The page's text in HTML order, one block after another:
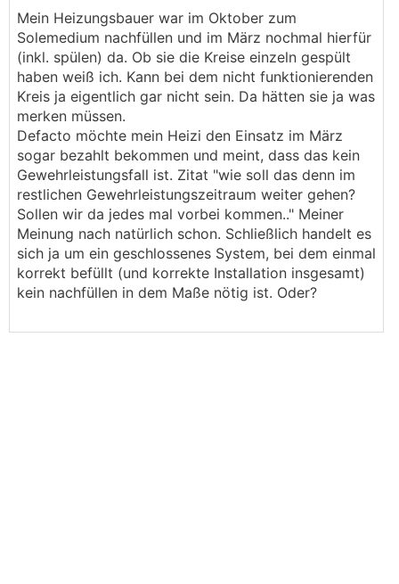
Mein Heizungsbauer war im Oktober zum
Solemedium nachfüllen und im März nochmal hierfür
(inkl. spülen) da. Ob sie die Kreise einzeln gespült
haben weiß ich. Kann bei dem nicht funktionierenden
Kreis ja eigentlich gar nicht sein. Da hätten sie ja was
merken müssen.
Defacto möchte mein Heizi den Einsatz im März
sogar bezahlt bekommen und meint, dass das kein
Gewehrleistungsfall ist. Zitat "wie soll das denn im
restlichen Gewehrleistungszeitraum weiter gehen?
Sollen wir da jedes mal vorbei kommen.." Meiner
Meinung nach natürlich schon. Schließlich handelt es
sich ja um ein geschlossenes System, bei dem einmal
korrekt befüllt (und korrekte Installation insgesamt)
kein nachfüllen in dem Maße nötig ist. Oder?